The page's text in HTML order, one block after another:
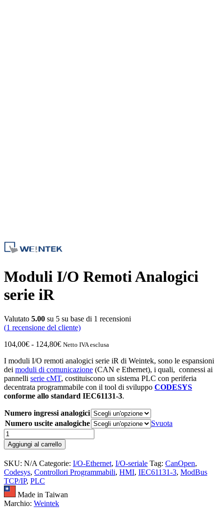
Moduli I/O Remoti Analogici
serie iR
Valutato 5.00 su 5 su base di 1 recensioni
(1 recensione del cliente)
104,00€ - 124,80€Fascia
prezzo:
da
104,00€
a
124,80€
Netto IVA esclusa
I moduli I/O remoti analogici serie iR di Weintek, sono le espansioni
dei moduli di comunicazione (CAN e Ethernet), i quali, connessi ai
pannelli serie cMT, costituiscono un sistema PLC con periferia
decentrata programmabile con il tool di sviluppo CODESYS
conforme allo standard IEC61131-3.
Numero ingressi analogici
Numero uscite analogiche
Svuota
Moduli
I/O
Remoti
Analogici
serie
iR
quantità
Aggiungi al carrello
SKU: N/A Categorie: I/O-Ethernet, I/O-seriale Tag: CanOpen,
Codesys, Controllori Programmabili, HMI, IEC61131-3, ModBus
TCP/IP, PLC
Made in Taiwan
Marchio: Weintek